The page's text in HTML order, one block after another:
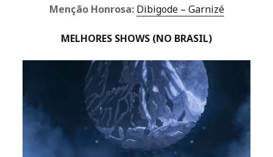
Menção Honrosa: Dibigode – Garnizé
MELHORES SHOWS (NO BRASIL)